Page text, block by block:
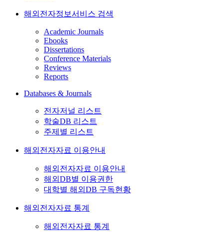
해외전자정보서비스 검색
Academic Journals
Ebooks
Dissertations
Conference Materials
Reviews
Reports
Databases & Journals
전자저널 리스트
학술DB 리스트
주제별 리스트
해외전자자료 이용안내
해외전자자료 이용안내
해외DB별 이용권한
대학별 해외DB 구독현황
해외전자자료 통계
해외전자자료 통계